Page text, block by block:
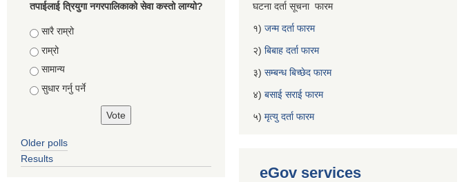
तपाईलाई त्रियुगा नगरपालिकाको सेवा कस्तो लाग्यो?
Choices
सारै राम्रो
राम्रो
सामान्य
सुधार गर्नु पर्ने
Older polls
Results
घटना दर्ता सूचना फारम
१) जन्म दर्ता फारम
२) बिबाह दर्ता फारम
३) सम्बन्ध बिच्छेद फारम
४) बसाई सराई फारम
५) मृत्यु दर्ता फारम
eGov services